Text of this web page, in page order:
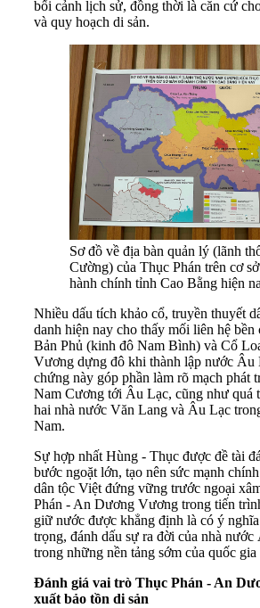
bối cảnh lịch sử, đồng thời là căn cứ
và quy hoạch di sản.
Sơ đồ về địa bàn quản lý (lãnh
Cường) của Thục Phán trên cơ
hành chính tỉnh Cao Bằng hiện
Nhiều dấu tích khảo cổ, truyền thuyết
danh hiện nay cho thấy mối liên hệ bền
Bản Phủ (kinh đô Nam Bình) và Cổ
Vương dựng đô khi thành lập nước Âu
chứng này góp phần làm rõ mạch phát
Nam Cương tới Âu Lạc, cũng như quá
hai nhà nước Văn Lang và Âu Lạc
Nam.
Sự hợp nhất Hùng - Thục được đề tài
bước ngoặt lớn, tạo nên sức mạnh
dân tộc Việt đứng vững trước ngoại
Phán - An Dương Vương trong tiến
giữ nước được khẳng định là có ý
trọng, đánh dấu sự ra đời của nhà
trong những nền tảng sớm của quốc
Đánh giá vai trò Thục Phán - An
xuất bảo tồn di sản